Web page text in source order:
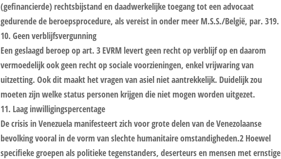
(gefinancierde) rechtsbijstand en daadwerkelijke toegang tot een advocaat
gedurende de beroepsprocedure, als vereist in onder meer M.S.S./België, par. 319.
10. Geen verblijfsvergunning
Een geslaagd beroep op art. 3 EVRM levert geen recht op verblijf op en daarom
vermoedelijk ook geen recht op sociale voorzieningen, enkel vrijwaring van
uitzetting. Ook dit maakt het vragen van asiel niet aantrekkelijk. Duidelijk zou
moeten zijn welke status personen krijgen die niet mogen worden uitgezet.
11. Laag inwilligingspercentage
De crisis in Venezuela manifesteert zich voor grote delen van de Venezolaanse
bevolking vooral in de vorm van slechte humanitaire omstandigheden.2 Hoewel
specifieke groepen als politieke tegenstanders, deserteurs en mensen met ernstige